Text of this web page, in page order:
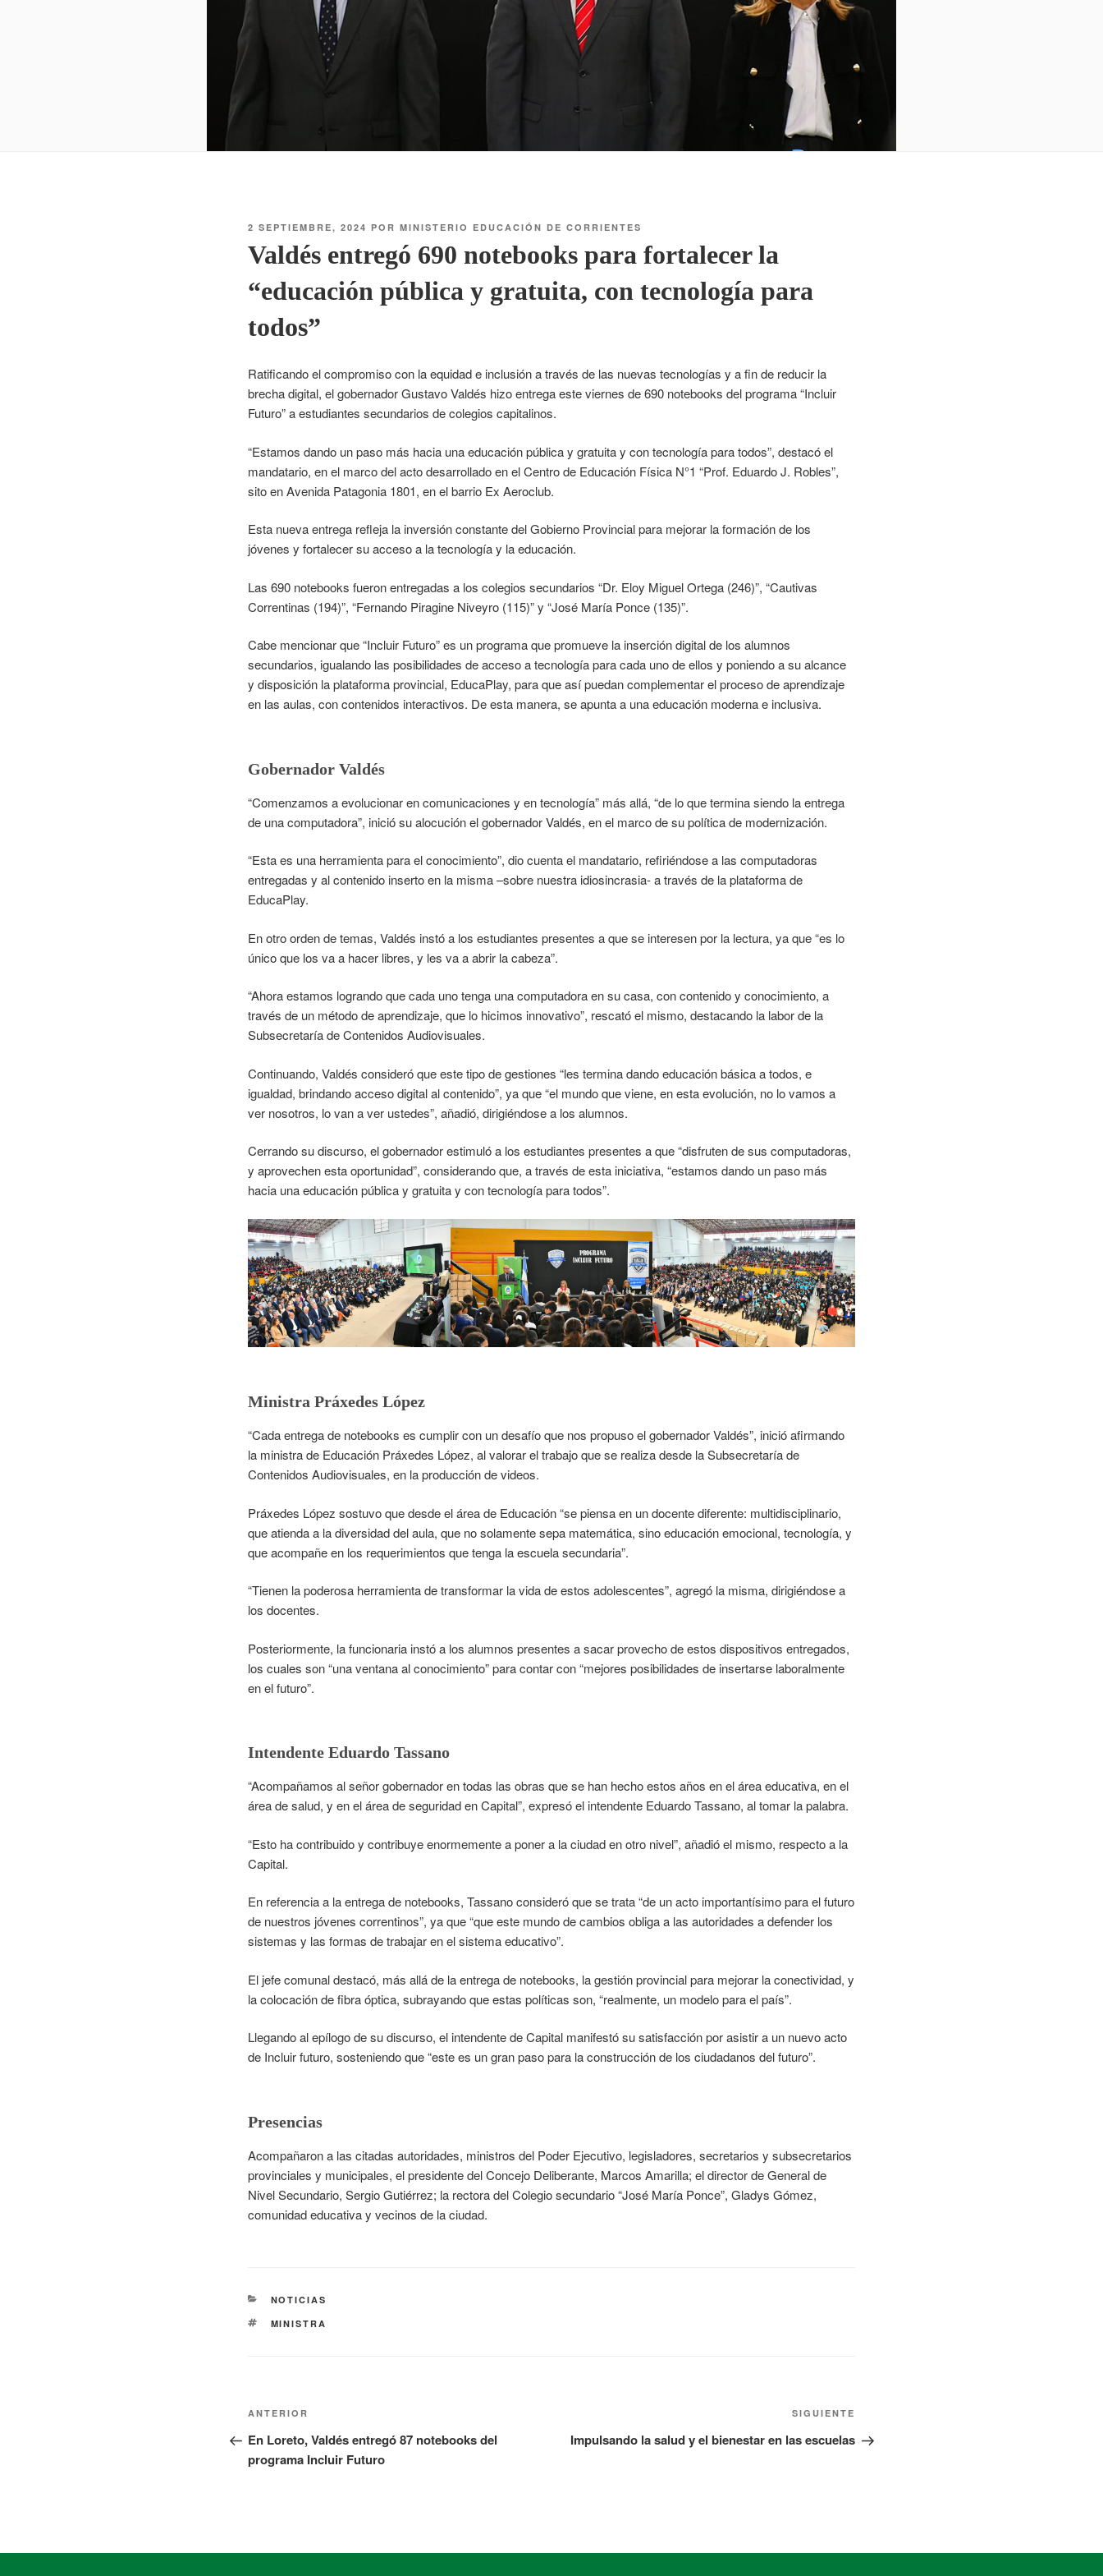
2 SEPTIEMBRE, 2024 POR MINISTERIO EDUCACIÓN DE CORRIENTES
Valdés entregó 690 notebooks para fortalecer la
“educación pública y gratuita, con tecnología para
todos”
Ratificando el compromiso con la equidad e inclusión a través de las nuevas tecnologías y a fin de reducir la
brecha digital, el gobernador Gustavo Valdés hizo entrega este viernes de 690 notebooks del programa “Incluir
Futuro” a estudiantes secundarios de colegios capitalinos.
“Estamos dando un paso más hacia una educación pública y gratuita y con tecnología para todos”, destacó el
mandatario, en el marco del acto desarrollado en el Centro de Educación Física N°1 “Prof. Eduardo J. Robles”,
sito en Avenida Patagonia 1801, en el barrio Ex Aeroclub.
Esta nueva entrega refleja la inversión constante del Gobierno Provincial para mejorar la formación de los
jóvenes y fortalecer su acceso a la tecnología y la educación.
Las 690 notebooks fueron entregadas a los colegios secundarios “Dr. Eloy Miguel Ortega (246)”, “Cautivas
Correntinas (194)”, “Fernando Piragine Niveyro (115)” y “José María Ponce (135)”.
Cabe mencionar que “Incluir Futuro” es un programa que promueve la inserción digital de los alumnos
secundarios, igualando las posibilidades de acceso a tecnología para cada uno de ellos y poniendo a su alcance
y disposición la plataforma provincial, EducaPlay, para que así puedan complementar el proceso de aprendizaje
en las aulas, con contenidos interactivos. De esta manera, se apunta a una educación moderna e inclusiva.
Gobernador Valdés
“Comenzamos a evolucionar en comunicaciones y en tecnología” más allá, “de lo que termina siendo la entrega
de una computadora”, inició su alocución el gobernador Valdés, en el marco de su política de modernización.
“Esta es una herramienta para el conocimiento”, dio cuenta el mandatario, refiriéndose a las computadoras
entregadas y al contenido inserto en la misma –sobre nuestra idiosincrasia- a través de la plataforma de
EducaPlay.
En otro orden de temas, Valdés instó a los estudiantes presentes a que se interesen por la lectura, ya que “es lo
único que los va a hacer libres, y les va a abrir la cabeza”.
“Ahora estamos logrando que cada uno tenga una computadora en su casa, con contenido y conocimiento, a
través de un método de aprendizaje, que lo hicimos innovativo”, rescató el mismo, destacando la labor de la
Subsecretaría de Contenidos Audiovisuales.
Continuando, Valdés consideró que este tipo de gestiones “les termina dando educación básica a todos, e
igualdad, brindando acceso digital al contenido”, ya que “el mundo que viene, en esta evolución, no lo vamos a
ver nosotros, lo van a ver ustedes”, añadió, dirigiéndose a los alumnos.
Cerrando su discurso, el gobernador estimuló a los estudiantes presentes a que “disfruten de sus computadoras,
y aprovechen esta oportunidad”, considerando que, a través de esta iniciativa, “estamos dando un paso más
hacia una educación pública y gratuita y con tecnología para todos”.
Ministra Práxedes López
“Cada entrega de notebooks es cumplir con un desafío que nos propuso el gobernador Valdés”, inició afirmando
la ministra de Educación Práxedes López, al valorar el trabajo que se realiza desde la Subsecretaría de
Contenidos Audiovisuales, en la producción de videos.
Práxedes López sostuvo que desde el área de Educación “se piensa en un docente diferente: multidisciplinario,
que atienda a la diversidad del aula, que no solamente sepa matemática, sino educación emocional, tecnología, y
que acompañe en los requerimientos que tenga la escuela secundaria”.
“Tienen la poderosa herramienta de transformar la vida de estos adolescentes”, agregó la misma, dirigiéndose a
los docentes.
Posteriormente, la funcionaria instó a los alumnos presentes a sacar provecho de estos dispositivos entregados,
los cuales son “una ventana al conocimiento” para contar con “mejores posibilidades de insertarse laboralmente
en el futuro”.
Intendente Eduardo Tassano
“Acompañamos al señor gobernador en todas las obras que se han hecho estos años en el área educativa, en el
área de salud, y en el área de seguridad en Capital”, expresó el intendente Eduardo Tassano, al tomar la palabra.
“Esto ha contribuido y contribuye enormemente a poner a la ciudad en otro nivel”, añadió el mismo, respecto a la
Capital.
En referencia a la entrega de notebooks, Tassano consideró que se trata “de un acto importantísimo para el futuro
de nuestros jóvenes correntinos”, ya que “que este mundo de cambios obliga a las autoridades a defender los
sistemas y las formas de trabajar en el sistema educativo”.
El jefe comunal destacó, más allá de la entrega de notebooks, la gestión provincial para mejorar la conectividad, y
la colocación de fibra óptica, subrayando que estas políticas son, “realmente, un modelo para el país”.
Llegando al epílogo de su discurso, el intendente de Capital manifestó su satisfacción por asistir a un nuevo acto
de Incluir futuro, sosteniendo que “este es un gran paso para la construcción de los ciudadanos del futuro”.
Presencias
Acompañaron a las citadas autoridades, ministros del Poder Ejecutivo, legisladores, secretarios y subsecretarios
provinciales y municipales, el presidente del Concejo Deliberante, Marcos Amarilla; el director de General de
Nivel Secundario, Sergio Gutiérrez; la rectora del Colegio secundario “José María Ponce”, Gladys Gómez,
comunidad educativa y vecinos de la ciudad.
NOTICIAS
MINISTRA
ANTERIOR
En Loreto, Valdés entregó 87 notebooks del
programa Incluir Futuro
SIGUIENTE
Impulsando la salud y el bienestar en las escuelas